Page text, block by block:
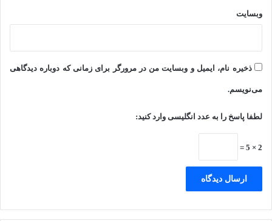
وبسایت
ذخیره نام، ایمیل و وبسایت من در مرورگر برای زمانی که دوباره دیدگاهی
می‌نویسم.
لطفا پاسخ را به عدد انگلیسی وارد کنید:
2 × 5 =